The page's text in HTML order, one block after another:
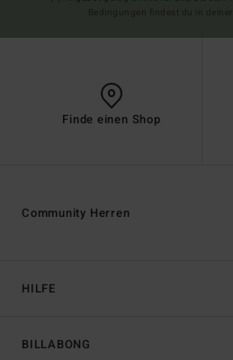
Finde einen Shop
HILFE
BILLABONG
Community Herren